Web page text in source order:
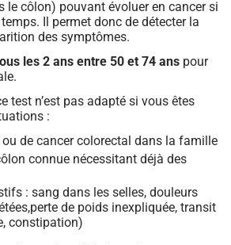
le côlon) pouvant évoluer en cancer si
Il permet donc de détecter la
des symptômes.
les 2 ans entre 50 et 74 ans pour
test n’est pas adapté si vous êtes
:
de cancer colorectal dans la famille
connue nécessitant déjà des
: sang dans les selles, douleurs
de poids inexpliquée, transit
constipation)